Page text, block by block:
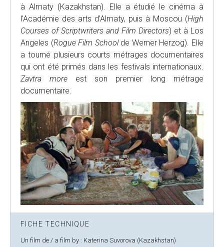
à Almaty (Kazakhstan). Elle a étudié le cinéma à
l’Académie des arts d’Almaty, puis à Moscou (High
Courses of Scriptwriters and Film Directors) et à Los
Angeles (Rogue Film Schoolde Werner Herzog). Elle
a tourné plusieurs courts métrages documentaires
qui ont été primés dans les festivals internationaux.
Zavtra more est son premier long métrage
documentaire.
FICHE TECHNIQUE
Un film de / a film by : Katerina Suvorova (Kazakhstan)